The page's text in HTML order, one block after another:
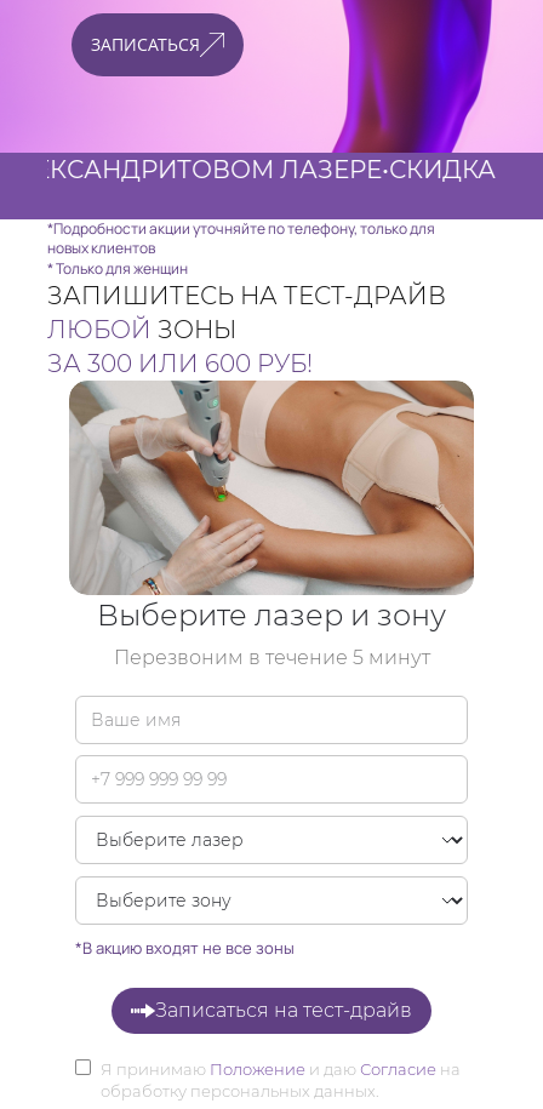
ЗАПИСАТЬСЯ
ЛАЗЕРЕ•СКИДКА 40%
*Подробности акции уточняйте по телефону, только для
новых клиентов
* Только для женщин
ЗАПИШИТЕСЬ НА ТЕСТ-ДРАЙВ
ЛЮБОЙ ЗОНЫ
ЗА 300 ИЛИ 600 РУБ!
Выберите лазер и зону
Перезвоним в течение 5 минут
*В акцию входят не все зоны
Записаться на тест-драйв
Я принимаю Положение и даюСогласие на
обработку персональных данных.